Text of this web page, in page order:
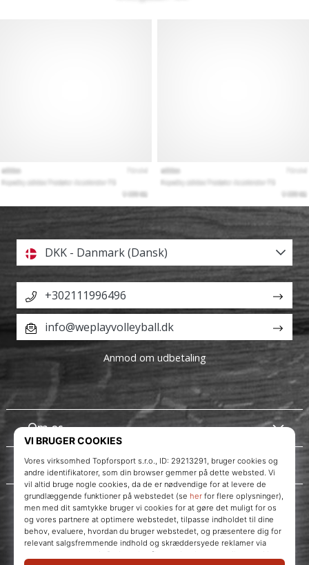
Om os
Kundeservice
DKK - Danmark (Dansk)
+302111996496
info@weplayvolleyball.dk
Anmod om udbetaling